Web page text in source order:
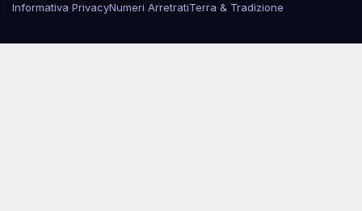
Informativa PrivacyNumeri ArretratiTerra & Tradizione